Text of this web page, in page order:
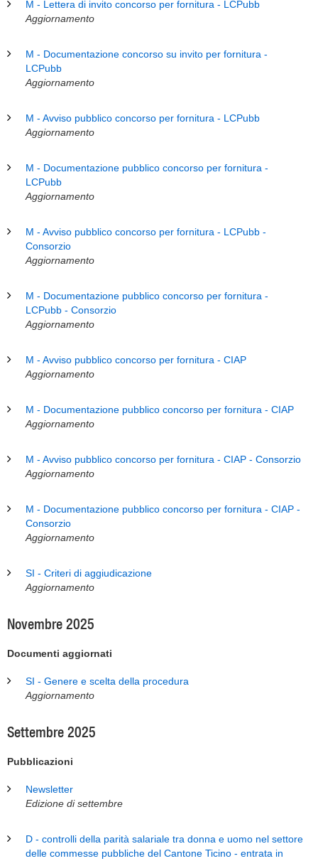
M - Lettera di invito concorso per fornitura - LCPubb
Aggiornamento
M - Documentazione concorso su invito per fornitura -
LCPubb
Aggiornamento
M - Avviso pubblico concorso per fornitura - LCPubb
Aggiornamento
M - Documentazione pubblico concorso per fornitura -
LCPubb
Aggiornamento
M - Avviso pubblico concorso per fornitura - LCPubb -
Consorzio
Aggiornamento
M - Documentazione pubblico concorso per fornitura -
LCPubb - Consorzio
Aggiornamento
M - Avviso pubblico concorso per fornitura - CIAP
Aggiornamento
M - Documentazione pubblico concorso per fornitura - CIAP
Aggiornamento
M - Avviso pubblico concorso per fornitura - CIAP - Consorzio
Aggiornamento
M - Documentazione pubblico concorso per fornitura - CIAP -
Consorzio
Aggiornamento
SI - Criteri di aggiudicazione
Aggiornamento
Novembre 2025
Documenti aggiornati
SI - Genere e scelta della procedura
Aggiornamento
Settembre 2025
Pubblicazioni
Newsletter
Edizione di settembre
D - controlli della parità salariale tra donna e uomo nel settore
delle commesse pubbliche del Cantone Ticino - entrata in